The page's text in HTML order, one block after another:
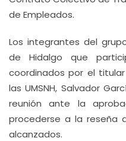
de Empleados.
Los integrantes del
de Hidalgo que
coordinados por el
las UMSNH, Salvador
reunión ante la
procederse a la reseña
alcanzados.